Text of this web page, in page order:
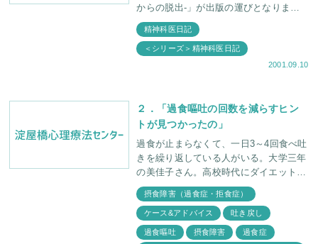
からの脱出-」が出版の運びとなりまし
た。当センターにおける過食・拒食症の
本では「思春期やせ症の家族」（訳本・
星和書店）「過食・拒
精神科医日記
＜シリーズ＞精神科医日記
2001.09.10
２．「過食嘔吐の回数を減らすヒン
トが見つかったの」
過食が止まらなくて、一日3～4回食べ吐
きを繰り返している人がいる。大学三年
の美佳子さん。高校時代にダイエットし
たのがきっかけで、過食症に陥ってかれ
これ5年になる。「食べ吐きを止めた
い、けど止められない
摂食障害（過食症・拒食症）
ケース&アドバイス 吐き戻し
過食嘔吐 摂食障害 過食症